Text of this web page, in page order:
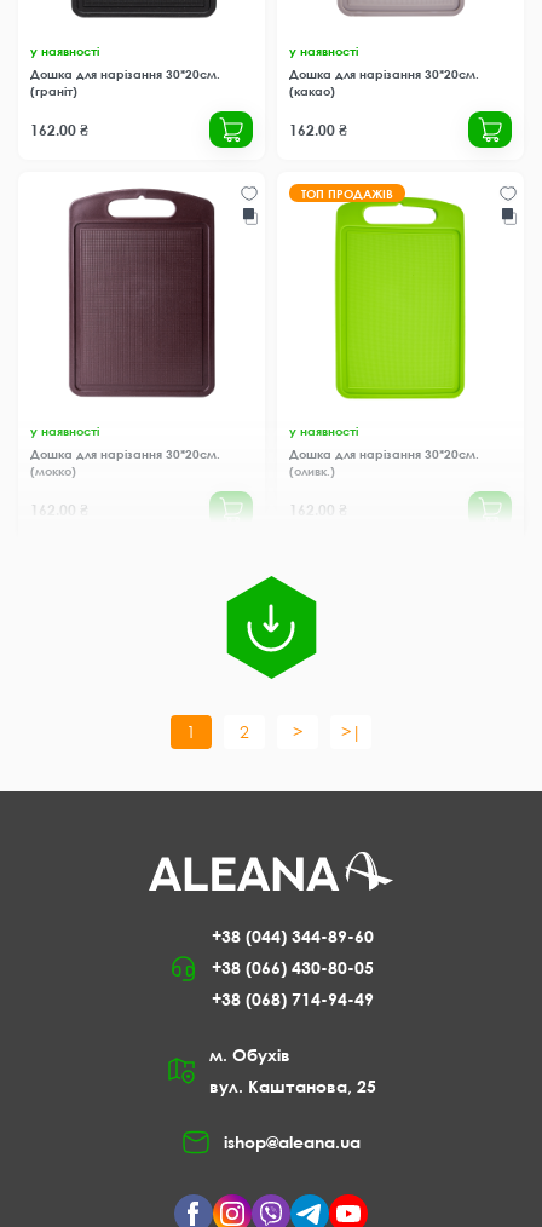
у наявності
Дошка для нарізання 30*20см.
(граніт)
162.00 ₴
у наявності
Дошка для нарізання 30*20см.
(какао)
162.00 ₴
у наявності
Дошка для нарізання 30*20см.
(мокко)
162.00 ₴
ТОП ПРОДАЖІВ
у наявності
Дошка для нарізання 30*20см.
(оливк.)
162.00 ₴
1 2 > >|
+38 (044) 344-89-60
+38 (066) 430-80-05
+38 (068) 714-94-49
м. Обухів
вул. Каштанова, 25
ishop@aleana.ua